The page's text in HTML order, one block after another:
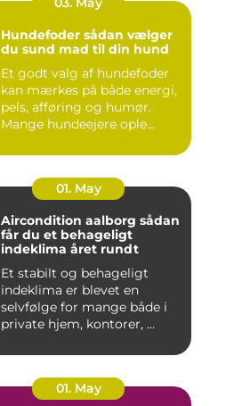
Hundefoder sådan vælger
du sund mad til din hund
Et godt valg af hundefoder
kan mærkes på både energi,
pels, afføring og humør.
Mange hundeejere ople...
01. May
Aircondition aalborg sådan
får du et behageligt
indeklima året rundt
Et stabilt og behageligt
indeklima er blevet en
selvfølge for mange både i
private hjem, kontorer, ...
01. May